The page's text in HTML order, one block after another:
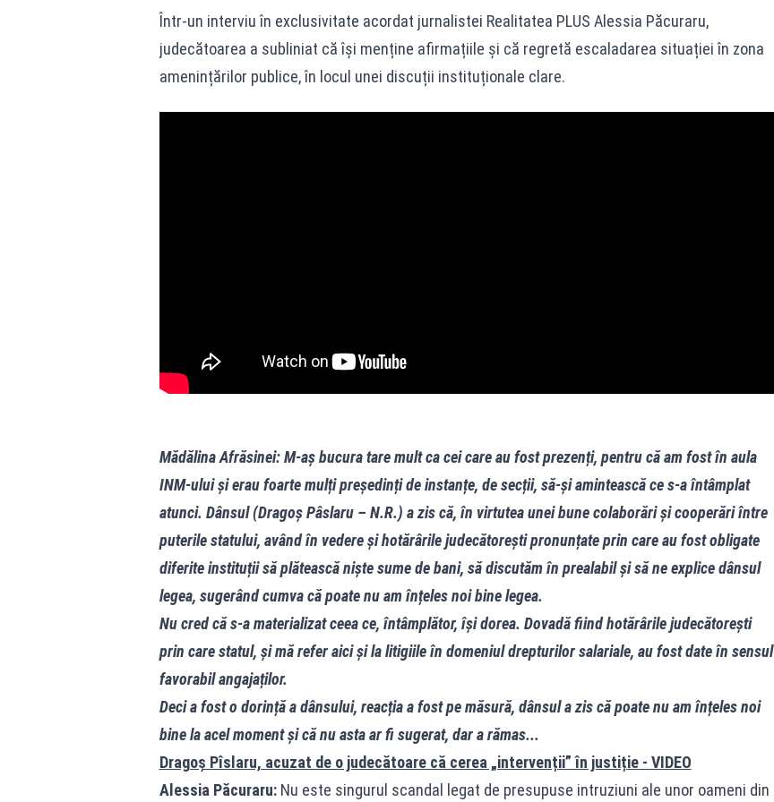
Într-un interviu în exclusivitate acordat jurnalistei Realitatea PLUS Alessia Păcuraru,
judecătoarea a subliniat că își menține afirmațiile și că regretă escaladarea situației în zona
amenințărilor publice, în locul unei discuții instituționale clare.
Mădălina Afrăsinei: M-aș bucura tare mult ca cei care au fost prezenți, pentru că am fost în aula
INM-ului și erau foarte mulți președinți de instanțe, de secții, să-și amintească ce s-a întâmplat
atunci. Dânsul (Dragoș Pâslaru – N.R.) a zis că, în virtutea unei bune colaborări și cooperări între
puterile statului, având în vedere și hotărârile judecătorești pronunțate prin care au fost obligate
diferite instituții să plătească niște sume de bani, să discutăm în prealabil și să ne explice dânsul
legea, sugerând cumva că poate nu am înțeles noi bine legea.
Nu cred că s-a materializat ceea ce, întâmplător, își dorea. Dovadă fiind hotărârile judecătorești
prin care statul, și mă refer aici și la litigiile în domeniul drepturilor salariale, au fost date în sensul
favorabil angajaților.
Deci a fost o dorință a dânsului, reacția a fost pe măsură, dânsul a zis că poate nu am înțeles noi
bine la acel moment și că nu asta ar fi sugerat, dar a rămas...
Dragoș Pîslaru, acuzat de o judecătoare că cerea „intervenții” în justiție - VIDEO
Alessia Păcuraru: Nu este singurul scandal legat de presupuse intruziuni ale unor oameni din